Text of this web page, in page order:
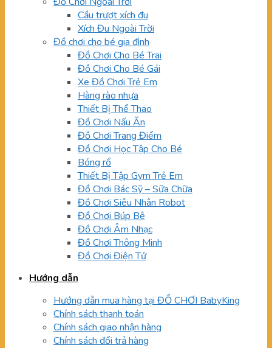
Cầu trượt xích đu
Xích Đu Ngoài Trời
Đồ chơi cho bé gia đình
Đồ Chơi Cho Bé Trai
Đồ Chơi Cho Bé Gái
Xe Đồ Chơi Trẻ Em
Hàng rào nhựa
Thiết Bị Thể Thao
Đồ Chơi Nấu Ăn
Đồ Chơi Trang Điểm
Đồ Chơi Học Tập Cho Bé
Bóng rổ
Thiết Bị Tập Gym Trẻ Em
Đồ Chơi Bác Sỹ – Sữa Chữa
Đồ Chơi Siêu Nhân Robot
Đồ Chơi Búp Bê
Đồ Chơi Âm Nhạc
Đồ Chơi Thông Minh
Đồ Chơi Điện Tử
Hướng dẫn
Hướng dẫn mua hàng tại ĐỒ CHƠI BabyKing
Chính sách thanh toán
Chính sách giao nhận hàng
Chính sách đổi trả hàng